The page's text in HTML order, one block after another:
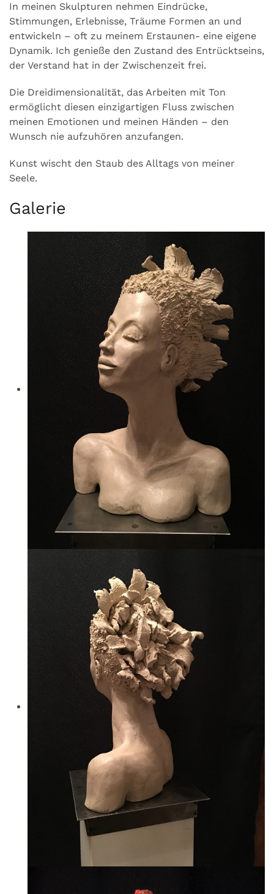
In meinen Skulpturen nehmen Eindrücke,
Stimmungen, Erlebnisse, Träume Formen an und
entwickeln – oft zu meinem Erstaunen- eine eigene
Dynamik. Ich genieße den Zustand des Entrücktseins,
der Verstand hat in der Zwischenzeit frei.
Die Dreidimensionalität, das Arbeiten mit Ton
ermöglicht diesen einzigartigen Fluss zwischen
meinen Emotionen und meinen Händen – den
Wunsch nie aufzuhören anzufangen.
Kunst wischt den Staub des Alltags von meiner
Seele.
Galerie